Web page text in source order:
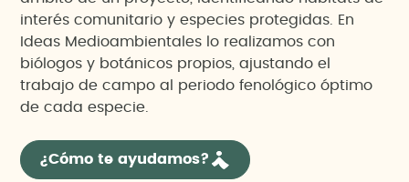
interés comunitario y especies protegidas. En
Ideas Medioambientales lo realizamos con
biólogos y botánicos propios, ajustando el
trabajo de campo al periodo fenológico óptimo
de cada especie.
¿Cómo te ayudamos?